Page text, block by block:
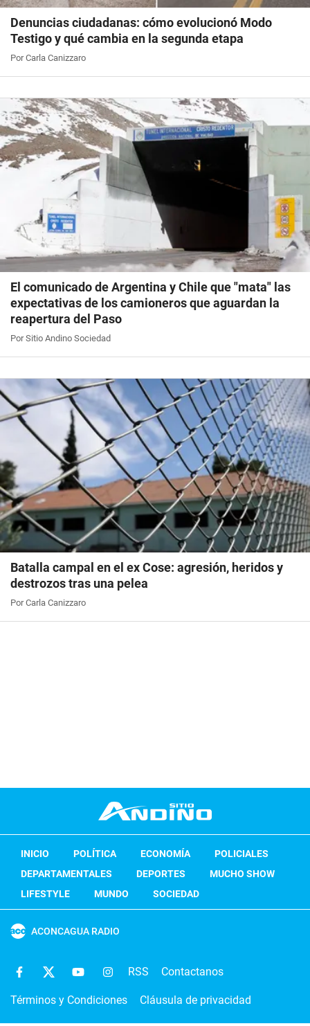
Denuncias ciudadanas: cómo evolucionó Modo
Testigo y qué cambia en la segunda etapa
Por Carla Canizzaro
El comunicado de Argentina y Chile que "mata" las
expectativas de los camioneros que aguardan la
reapertura del Paso
Por Sitio Andino Sociedad
Batalla campal en el ex Cose: agresión, heridos y
destrozos tras una pelea
Por Carla Canizzaro
INICIO POLÍTICA ECONOMÍA
POLICIALES
DEPARTAMENTALES
DEPORTES
MUCHO SHOW
LIFESTYLE
MUNDO SOCIEDAD
ACONCAGUA RADIO
RSS Contactanos
Términos y Condiciones Cláusula de privacidad